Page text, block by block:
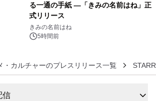
る一通の手紙 ―「きみの名前はね」正
式リリース
きみの名前はね
5時間前
・カルチャーのプレスリリース一覧
信